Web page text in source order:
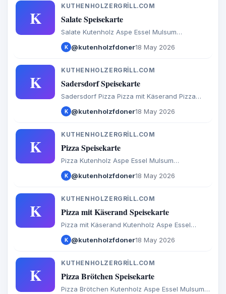
K
KUTHENHOLZERGRILL.COM
Salate Speisekarte
Salate Kutenholz Aspe Essel Mulsum
Sadersdorf Baaste Bredenbeck Brest Byhusen
Farven Fredenbeck Malstedt Wedel Bargstedt
K @kutenholzfdoner18 May 2026
K
KUTHENHOLZERGRILL.COM
Sadersdorf Speisekarte
Sadersdorf Pizza Pizza mit Käserand Pizza
Brötchen Calzone Baguette Döner Salate
Türkische Spezialitäten Aufläufe
K @kutenholzfdoner18 May 2026
K
KUTHENHOLZERGRILL.COM
Pizza Speisekarte
Pizza Kutenholz Aspe Essel Mulsum
Sadersdorf Baaste Bredenbeck Brest Byhusen
Farven Fredenbeck Malstedt Wedel Bargstedt
K @kutenholzfdoner18 May 2026
K
KUTHENHOLZERGRILL.COM
Pizza mit Käserand Speisekarte
Pizza mit Käserand Kutenholz Aspe Essel
Mulsum Sadersdorf Baaste Bredenbeck Brest
Byhusen Farven Fredenbeck Malstedt Wedel
Schwinge
K @kutenholzfdoner18 May 2026
K
KUTHENHOLZERGRILL.COM
Pizza Brötchen Speisekarte
Pizza Brötchen Kutenholz Aspe Essel Mulsum